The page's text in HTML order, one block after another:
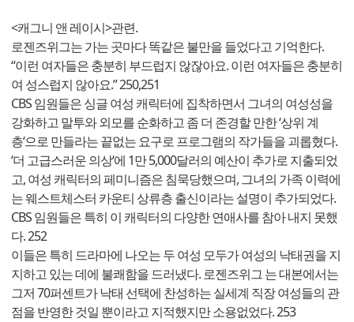
<캐그니 앤 레이시>관련.
로젠즈위그는 가는 곳마다 똑같은 불만을 들었다고 기억한다.
“이런 여자들은 충분히 부드럽지 않잖아요. 이런 여자들은 충분히
여 성스럽지 않아요.” 250,251
CBS 임원들은 싱글 여성 캐릭터에 집착하면서 그녀의 여성성을
강화하고 말투와 외모를 순화하고 좀 더 존경할 만한 ‘상위 계
층‘으로 만들라는 끝없는 요구로 프로그램의 작가들을 괴롭혔다.
‘더 고급스러운 의상‘에 1만 5,000달러의 예산이 추가로 지출되었
고, 여성 캐릭터의 페미니즘은 침묵당했으며, 그녀의 가족 이력에
는 웨스트체스터 카운티 상류층 출신이라는 설명이 추가되었다.
CBS 임원들은 특히 이 캐릭터의 다양한 연애사를 참아 내지 못했
다. 252
이들은 특히 드라마에 나오는 두 여성 모두가 여성의 낙태권을 지
지하고 있는 데에 불쾌함을 드러냈다. 로젠즈위그 는 대본에서는
그저 70퍼센트가 낙태 선택에 찬성하는 실세계 직장 여성들의 관
점을 반영한 것일 뿐이라고 지적했지만 소용없었다. 253